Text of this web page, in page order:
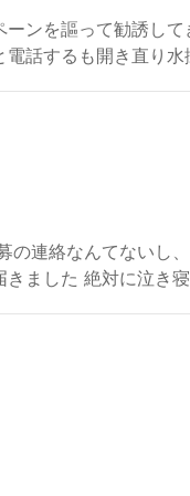
ンを謳って勧誘し
話するも開き直り
の連絡なんてないし
ました 絶対に泣き